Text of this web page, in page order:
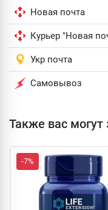
Новая почта
Курьер "Новая
Укр почта
Самовывоз
Также вас могут
-7%